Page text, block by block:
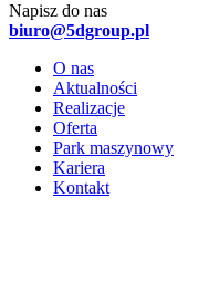
Napisz do nas
biuro@5dgroup.pl
O nas
Aktualności
Realizacje
Oferta
Park maszynowy
Kariera
Kontakt